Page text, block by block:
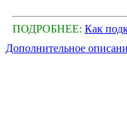
ПОДРОБНЕЕ: Как
Дополнительное